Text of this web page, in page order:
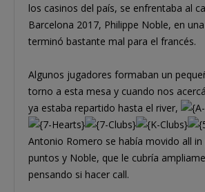
los casinos del país, se enfrentaba al
Barcelona 2017, Philippe Noble, en
terminó bastante mal para el francés.
Algunos jugadores formaban un
torno a esta mesa y cuando nos
ya estaba repartido hasta el river,
Antonio Romero se había movido all in
puntos y Noble, que le cubría
pensando si hacer call.